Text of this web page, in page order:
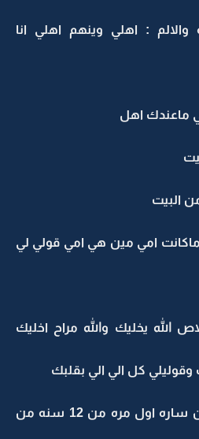
: اهلي وينهم اهلي انا
ماعندك اهل
البيت
ماكانت امي مين هي امي قولي لي
الله يخليك والله مراح اخليك
كل الي الي بقلبك
هبه حست باالامان بحضن ساره اول مره من 12 سنه من